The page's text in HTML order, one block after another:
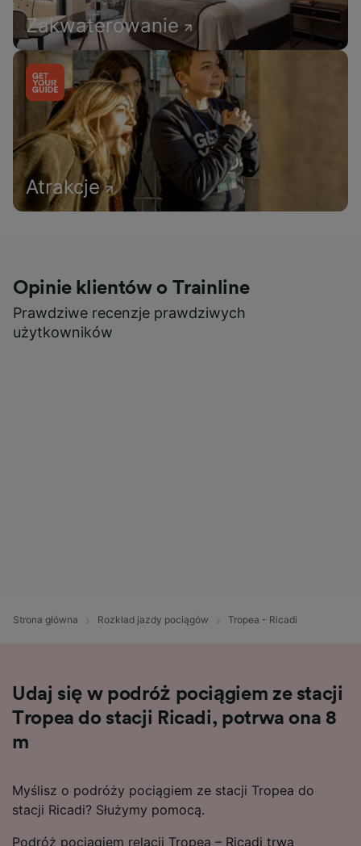
Zakwaterowanie
Atrakcje
Opinie klientów o Trainline
Prawdziwe recenzje prawdziwych
użytkowników
Strona główna Rozkład jazdy pociągów Tropea - Ricadi
Udaj się w podróż pociągiem ze stacji
Tropea do stacji Ricadi, potrwa ona 8
m
Myślisz o podróży pociągiem ze stacji Tropea do
stacji Ricadi? Służymy pomocą.
Podróż pociągiem relacji Tropea – Ricadi trwa